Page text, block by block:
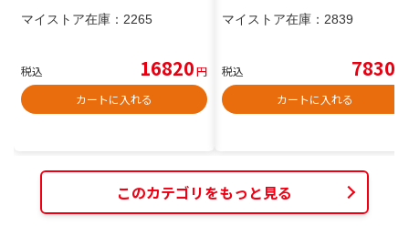
マイストア在庫： 2265
税込 16820円
カートに入れる
マイストア在庫： 2839
税込 7830
カートに入れる
このカテゴリをもっと見る